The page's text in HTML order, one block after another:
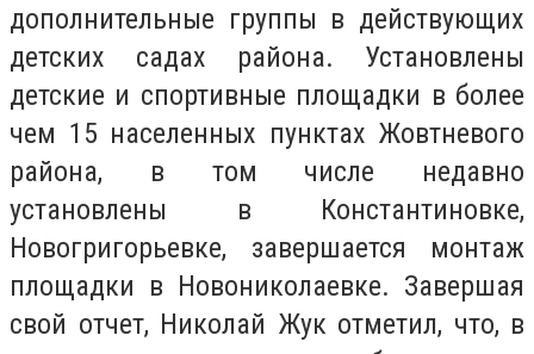
дополнительные группы в действующих
детских садах района. Установлены
детские и спортивные площадки в более
чем 15 населенных пунктах Жовтневого
района, в том числе недавно
установлены в Константиновке,
Новогригорьевке, завершается монтаж
площадки в Новониколаевке. Завершая
свой отчет, Николай Жук отметил, что, в